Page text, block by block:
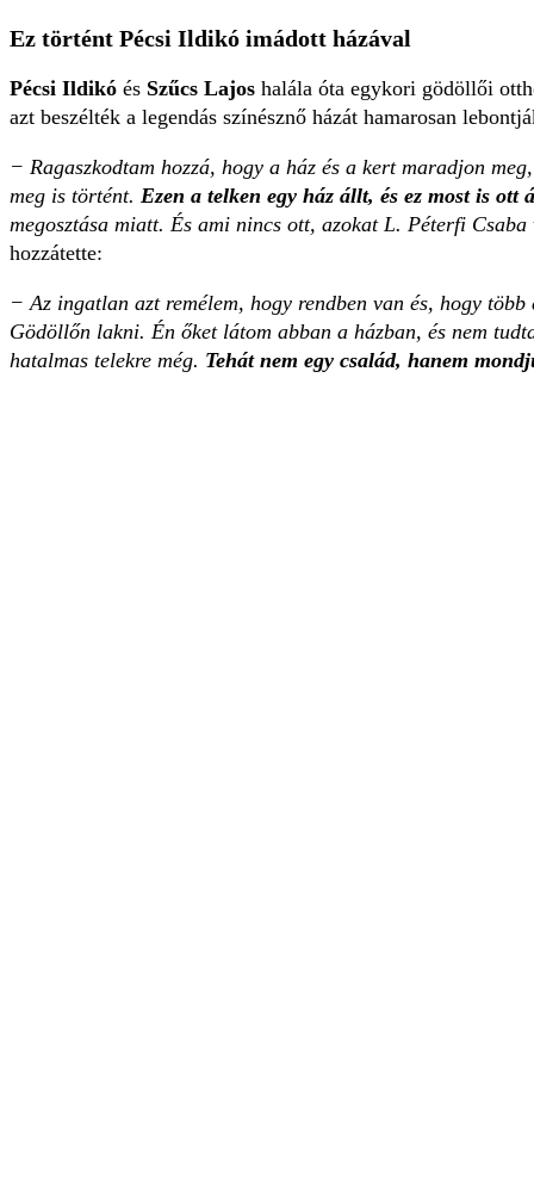
Ez történt Pécsi Ildikó imádott házával
Pécsi Ildikó és Szűcs Lajos halála óta egykori gödöllői
azt beszélték a legendás színésznő házát hamarosan
− Ragaszkodtam hozzá, hogy a ház és a kert maradjon
meg is történt. Ezen a telken egy ház állt, és ez most is
megosztása miatt. És ami nincs ott, azokat L. Péterfi
hozzátette:
− Az ingatlan azt remélem, hogy rendben van és, hogy
Gödöllőn lakni. Én őket látom abban a házban, és nem
hatalmas telekre még. Tehát nem egy család, hanem